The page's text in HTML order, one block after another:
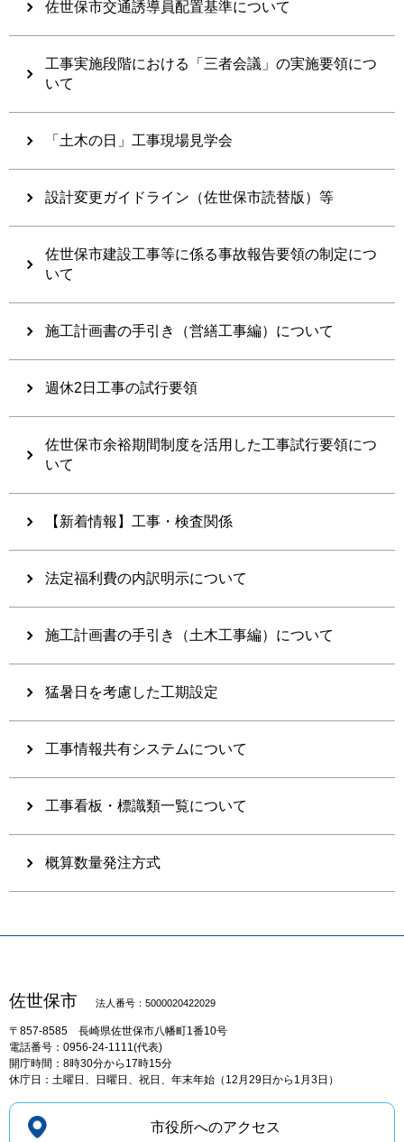
佐世保市交通誘導員配置基準について
工事実施段階における「三者会議」の実施要領につ
いて
「土木の日」工事現場見学会
設計変更ガイドライン（佐世保市読替版）等
佐世保市建設工事等に係る事故報告要領の制定につ
いて
施工計画書の手引き（営繕工事編）について
週休2日工事の試行要領
佐世保市余裕期間制度を活用した工事試行要領につ
いて
【新着情報】工事・検査関係
法定福利費の内訳明示について
施工計画書の手引き（土木工事編）について
猛暑日を考慮した工期設定
工事情報共有システムについて
工事看板・標識類一覧について
概算数量発注方式
佐世保市 法人番号：5000020422029
〒857-8585 長崎県佐世保市八幡町1番10号
電話番号：0956-24-1111(代表)
開庁時間：8時30分から17時15分
休庁日：土曜日、日曜日、祝日、年末年始（12月29日から1月3日）
市役所へのアクセス